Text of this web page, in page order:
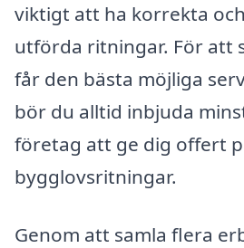
viktigt att ha korrekta
utförda ritningar. För att
får den bästa möjliga
bör du alltid inbjuda
företag att ge dig offert
bygglovsritningar.
Genom att samla flera